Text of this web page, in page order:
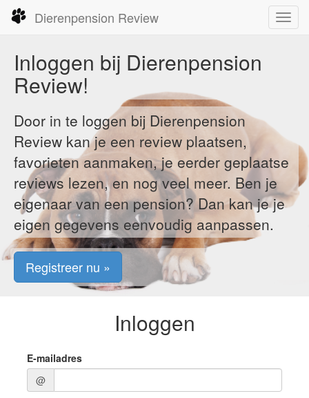
Dierenpension Review
Inloggen bij Dierenpension
Review!
Door in te loggen bij Dierenpension
Review kan je een review plaatsen,
favorieten aanmaken, je eerder geplaatse
reviews lezen, en nog veel meer. Ben je
eigenaar van een pension? Dan kan je je
eigen gegevens eenvoudig aanpassen.
Registreer nu »
Inloggen
E-mailadres
@